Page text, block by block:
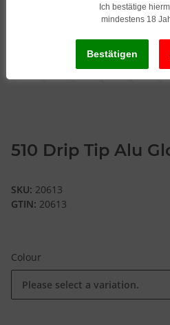
510 Drip Tip Alu
SKU: 20613
GTIN: 20613
Colour
Please select a variation.
Ich bestätige
mindestens 18